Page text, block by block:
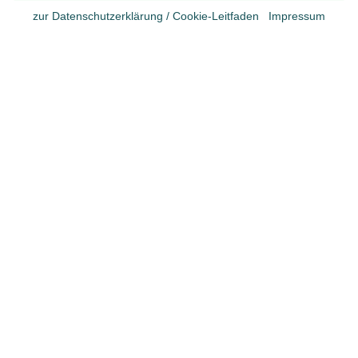
Datenschutz
zur Datenschutzerklärung / Cookie-Leitfaden Impressum